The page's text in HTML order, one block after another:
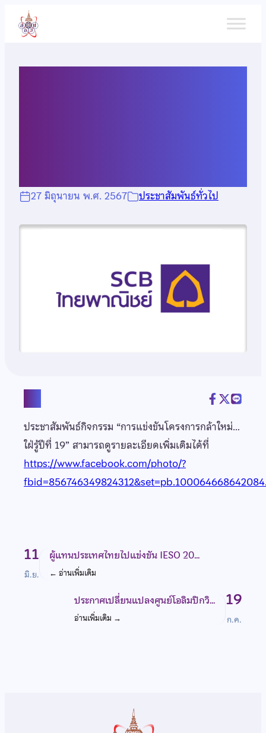
เนื้อหา
27 มิถุนายน พ.ศ. 2567 ประชาสัมพันธ์ทั่วไป
ประชาสัมพันธ์กิจกรรม “การแข่งขันโครงการกล้าใหม่…
ใฝ่รู้ปีที่ 19” สามารถดูรายละเอียดเพิ่มเติมได้ที่
https://www.facebook.com/photo/?
11
มิ.ย.
ผู้แทนประเทศไทยไปแข่งขัน IESO 20…
← อ่านเพิ่มเติม
19
ก.ค.
ประกาศเปลี่ยนแปลงศูนย์โอลิมปิกวิ…
อ่านเพิ่มเติม →